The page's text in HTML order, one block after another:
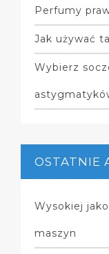
Perfumy
Jak używać
Wybierz
OSTATNIE
Wysokiej
maszyn